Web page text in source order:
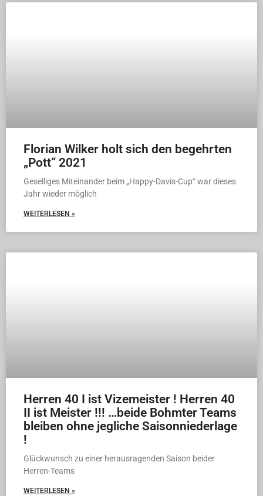
Florian Wilker holt sich den begehrten
„Pott“ 2021
Geselliges Miteinander beim „Happy-Davis-Cup“ war dieses
Jahr wieder möglich
WEITERLESEN »
Herren 40 I ist Vizemeister ! Herren 40
II ist Meister !!! …beide Bohmter Teams
bleiben ohne jegliche Saisonniederlage
!
Glückwunsch zu einer herausragenden Saison beider
Herren-Teams
WEITERLESEN »